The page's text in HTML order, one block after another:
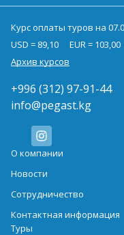
Курс оплаты туров на
USD = 89,10
EUR = 103,00
Архив курсов
+996 (312) 97-91-44
info@pegast.kg
О компании
Новости
Сотрудничество
Контактная информация
Туры